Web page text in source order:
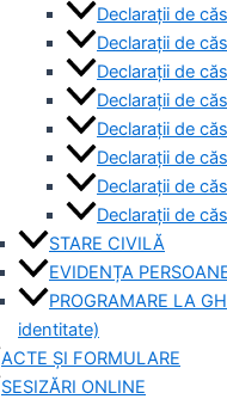
Declarații de
Declarații de
Declarații de
Declarații de
Declarații de
Declarații de
Declarații de
Declarații de
STARE CIVILĂ
EVIDENȚA
PROGRAMARE LA
identitate)
ACTE ȘI FORMULARE
SESIZĂRI ONLINE